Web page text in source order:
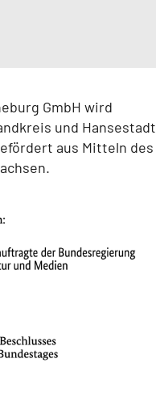
GmbH wird
und Hansestadt
aus Mitteln des